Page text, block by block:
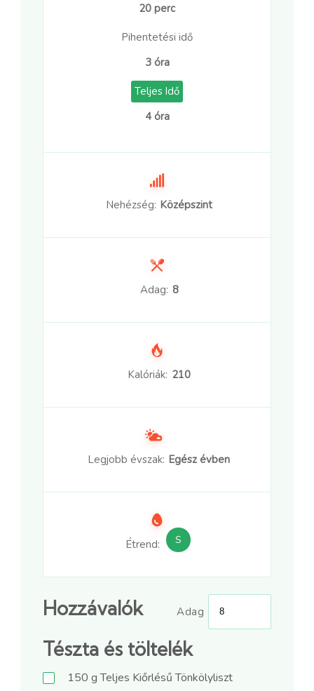
20 perc
Pihentetési idő
3 óra
Teljes Idő
4 óra
Nehézség: Középszint
Adag: 8
Kalóriák: 210
Legjobb évszak: Egész évben
Étrend: S
Hozzávalók Adag
Tészta és töltelék
150 gTeljes Kiőrlésű Tönkölyliszt